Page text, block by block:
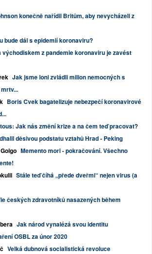
konečně nařídil Britům, aby nevycházeli z
bude dál s epidemií koronaviru?
východiskem z pandemie koronaviru je zavést
Jak jsme loni zvládli milion nemocných s
Boris Cvek bagatelizuje nebezpečí koronavirové
Jak nás změní krize a na čem teď pracovat?
děsivou podstatu vztahů Hrad - Peking
Memento mori - pokračování. Všechno
Stále teď číhá „přede dveřmi“ nejen virus (a
českých zdravotníků nasazených během
Jak národ vynalézá svou identitu
OSBL za únor 2020
Velká dubnová socialistická revoluce